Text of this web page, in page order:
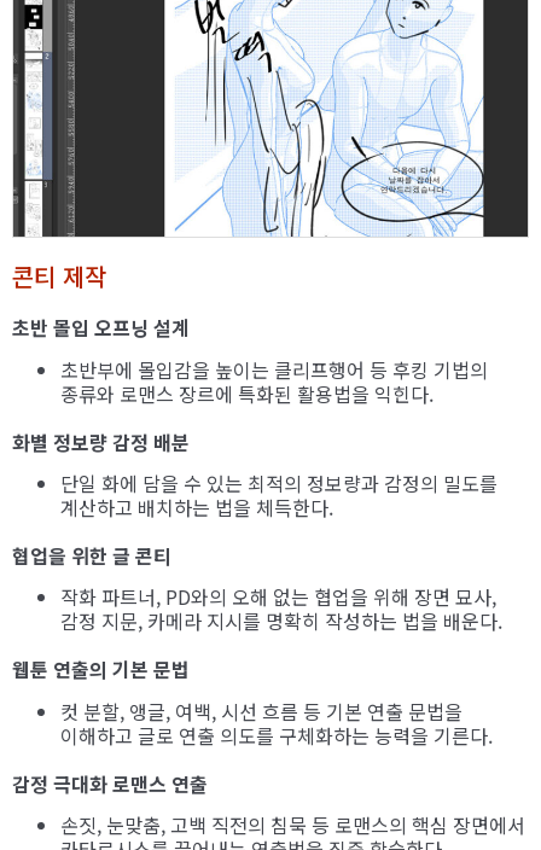
콘티 제작
초반 몰입 오프닝 설계
초반부에 몰입감을 높이는 클리프행어 등 후킹 기법의
종류와 로맨스 장르에 특화된 활용법을 익힌다.
화별 정보량 감정 배분
단일 화에 담을 수 있는 최적의 정보량과 감정의 밀도를
계산하고 배치하는 법을 체득한다.
협업을 위한 글 콘티
작화 파트너, PD와의 오해 없는 협업을 위해 장면 묘사,
감정 지문, 카메라 지시를 명확히 작성하는 법을 배운다.
웹툰 연출의 기본 문법
컷 분할, 앵글, 여백, 시선 흐름 등 기본 연출 문법을
이해하고 글로 연출 의도를 구체화하는 능력을 기른다.
감정 극대화 로맨스 연출
손짓, 눈맞춤, 고백 직전의 침묵 등 로맨스의 핵심 장면에서